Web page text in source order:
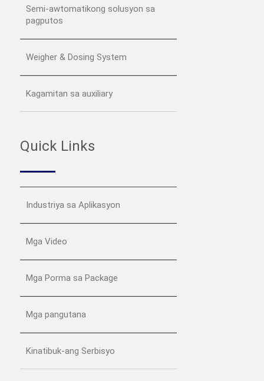
Semi-awtomatikong solusyon sa
pagputos
Weigher & Dosing System
Kagamitan sa auxiliary
Quick Links
Industriya sa Aplikasyon
Mga Video
Mga Porma sa Package
Mga pangutana
Kinatibuk-ang Serbisyo